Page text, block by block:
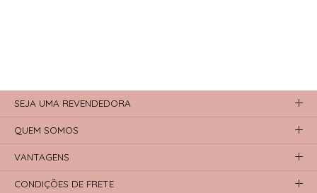
SEJA UMA REVENDEDORA
QUEM SOMOS
VANTAGENS
CONDIÇÕES DE FRETE